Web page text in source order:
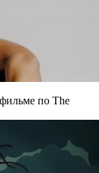
по The